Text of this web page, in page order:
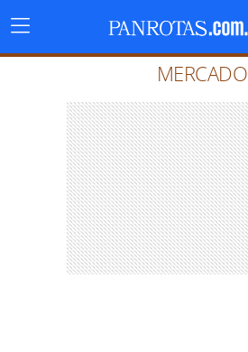
Menu
Principal
MERCADO